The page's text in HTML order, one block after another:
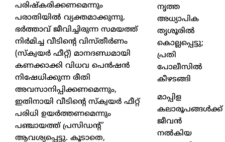
പരിഷ്കരിക്കണമെന്നും
പരാതിയിൽ വ്യക്തമാക്കുന്നു.
ഭർത്താവ് ജീവിച്ചിരുന്ന സമയത്ത്
നിർമിച്ച വീടിന്റെ വിസ്തീർണം
(സ്ക്വയർ ഫീറ്റ്) മാനദണ്ഡമായി
കണക്കാക്കി വിധവ പെൻഷൻ
നിഷേധിക്കുന്ന രീതി
അവസാനിപ്പിക്കണമെന്നും,
ഇതിനായി വീടിന്റെ സ്ക്വയർ ഫീറ്റ്
പരിധി ഉയർത്തണമെന്നും
പഞ്ചായത്ത് പ്രസിഡന്റ്
ആവശ്യപ്പെട്ടു. കൂടാതെ,
നൃത്ത
അധ്യാപിക
തൃശൂരിൽ
കൊല്ലപ്പെട്ടു;
പ്രതി
പോലീസിൽ
കീഴടങ്ങി
മാപ്പിള
കലാരൂപങ്ങൾക്ക്
ജീവൻ
നൽകിയ